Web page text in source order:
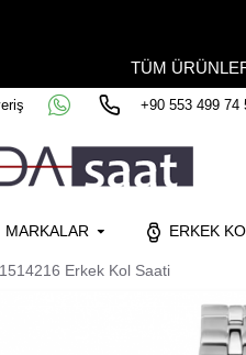
TÜM
+90 553 499 74
MARKALAR ERKEK
Erkek Kol Saati